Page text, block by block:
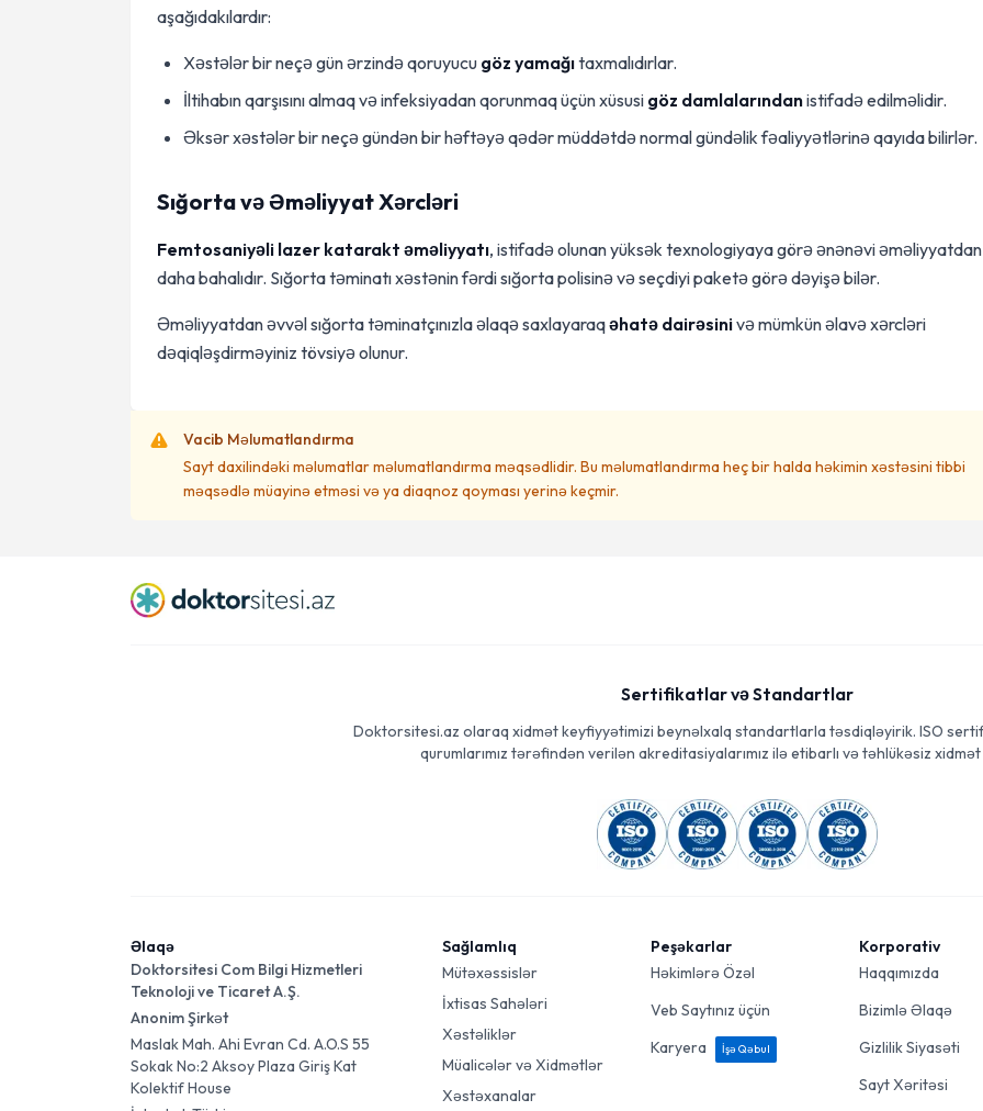
aşağıdakılardır:
Xəstələr bir neçə gün ərzində qoruyucu göz yamağıtaxmalıdırlar.
İltihabın qarşısını almaq və infeksiyadan qorunmaq üçün xüsusi göz damlalarındanistifadə edilməlidir.
Əksər xəstələr bir neçə gündən bir həftəyə qədər müddətdə normal gündəlik fəaliyyətlərinə qayıda bilirlər.
Sığorta və Əməliyyat Xərcləri
Femtosaniyəli lazer katarakt əməliyyatı, istifadə olunan yüksək texnologiyaya görə ənənəvi əməliyyatdan
daha bahalıdır. Sığorta təminatı xəstənin fərdi sığorta polisinə və seçdiyi paketə görə dəyişə bilər.
Əməliyyatdan əvvəl sığorta təminatçınızla əlaqə saxlayaraqəhatə dairəsinivə mümkün əlavə xərcləri
dəqiqləşdirməyiniz tövsiyə olunur.
Vacib Məlumatlandırma
Sayt daxilindəki məlumatlar məlumatlandırma məqsədlidir. Bu məlumatlandırma heç bir halda həkimin xəstəsini tibbi
məqsədlə müayinə etməsi və ya diaqnoz qoyması yerinə keçmir.
Sertifikatlar və Standartlar
Doktorsitesi.az olaraq xidmət keyfiyyətimizi beynəlxalq standartlarla təsdiqləyirik. ISO
qurumlarımız tərəfindən verilən akreditasiyalarımız ilə etibarlı və təhlükəsiz
Əlaqə
Doktorsitesi Com Bilgi Hizmetleri
Teknoloji ve Ticaret A.Ş.
Anonim Şirkət
Maslak Mah. Ahi Evran Cd. A.O.S 55
Sokak No:2 Aksoy Plaza Giriş Kat
Kolektif House
Sağlamlıq
Mütəxəssislər
İxtisas Sahələri
Xəstəliklər
Müalicələr və Xidmətlər
Xəstəxanalar
Peşəkarlar
Həkimlərə Özəl
Veb Saytınız üçün
Karyera
İşə Qəbul
Korporativ
Haqqımızda
Bizimlə Əlaqə
Gizlilik Siyasəti
Sayt Xəritəsi